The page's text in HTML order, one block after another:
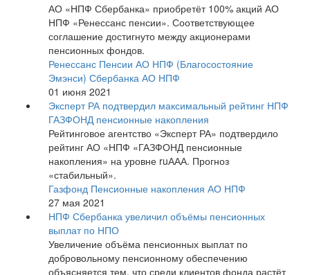
АО «НПФ Сбербанка» приобретёт 100% акций АО
НПФ «Ренессанс пенсии». Соответствующее
соглашение достигнуто между акционерами
пенсионных фондов.
Ренессанс Пенсии АО НПФ (Благосостояние
Эмэнси) Сбербанка АО НПФ
01 июня 2021
Эксперт РА подтвердил максимальный рейтинг НПФ
ГАЗФОНД пенсионные накопления
Рейтинговое агентство «Эксперт РА» подтвердило
рейтинг АО «НПФ «ГАЗФОНД пенсионные
накопления» на уровне ruААА. Прогноз
«стабильный».
Газфонд Пенсионные накопления АО НПФ
27 мая 2021
НПФ Сбербанка увеличил объёмы пенсионных
выплат по НПО
Увеличение объёма пенсионных выплат по
добровольному пенсионному обеспечению
объясняется тем, что среди клиентов фонда растёт